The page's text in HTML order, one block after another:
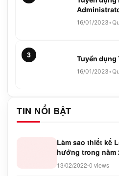
16/01/2023•
3 Tuyển dụng
16/01/2023•
TIN NỔI BẬT
Làm sao thiết kế
hướng trong năm
13/02/2022•0 views